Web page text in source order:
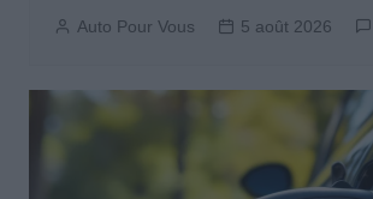
Auto Pour Vous 5 août 2026